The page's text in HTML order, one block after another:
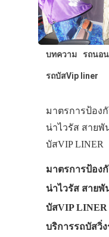
บทความ รถนอ
รถบัสVip liner
มาตรการป้อง
น่าไวรัส สายพั
บัสVIP LINER
มาตรการป้อง
น่าไวรัส สายพั
บัสVIP
บริการรถบัสวิ่